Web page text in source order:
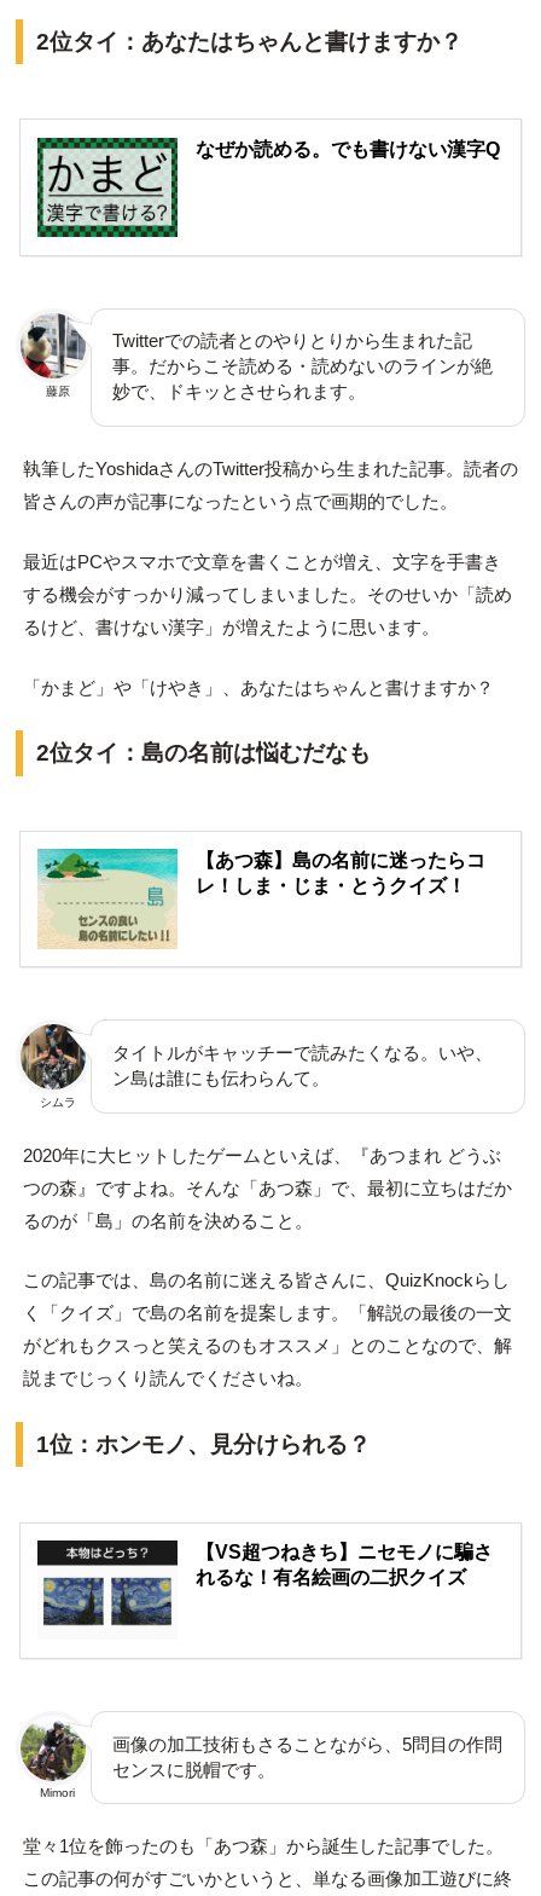
2位タイ：あなたはちゃんと書けますか？
なぜか読める。でも書けない漢字Q
藤原
Twitterでの読者とのやりとりから生まれた記
事。だからこそ読める・読めないのラインが絶
妙で、ドキッとさせられます。
執筆したYoshidaさんのTwitter投稿から生まれた記事。読者の
皆さんの声が記事になったという点で画期的でした。
最近はPCやスマホで文章を書くことが増え、文字を手書き
する機会がすっかり減ってしまいました。そのせいか「読め
るけど、書けない漢字」が増えたように思います。
「かまど」や「けやき」、あなたはちゃんと書けますか？
2位タイ：島の名前は悩むだなも
【あつ森】島の名前に迷ったらコ
レ！しま・じま・とうクイズ！
シムラ
タイトルがキャッチーで読みたくなる。いや、
ン島は誰にも伝わらんて。
2020年に大ヒットしたゲームといえば、『あつまれ どうぶ
つの森』ですよね。そんな「あつ森」で、最初に立ちはだか
るのが「島」の名前を決めること。
この記事では、島の名前に迷える皆さんに、QuizKnockらし
く「クイズ」で島の名前を提案します。「解説の最後の一文
がどれもクスっと笑えるのもオススメ」とのことなので、解
説までじっくり読んでくださいね。
1位：ホンモノ、見分けられる？
【VS超つねきち】ニセモノに騙さ
れるな！有名絵画の二択クイズ
Mimori
画像の加工技術もさることながら、5問目の作問
センスに脱帽です。
堂々1位を飾ったのも「あつ森」から誕生した記事でした。
この記事の何がすごいかというと、単なる画像加工遊びに終